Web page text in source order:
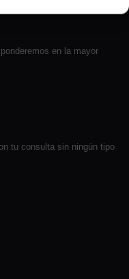
en la mayor
tu consulta sin ningún tipo